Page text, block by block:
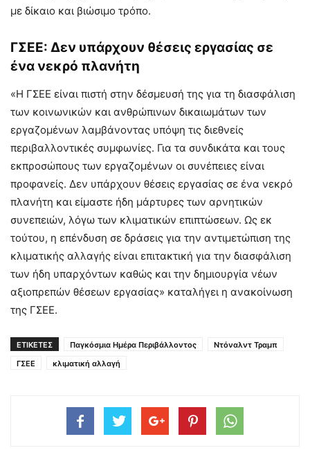
με δίκαιο και βιώσιμο τρόπο.
ΓΣΕΕ: Δεν υπάρχουν θέσεις εργασίας σε
ένα νεκρό πλανήτη
«Η ΓΣΕΕ είναι πιστή στην δέσμευσή της για τη διασφάλιση
των κοινωνικών και ανθρώπινων δικαιωμάτων των
εργαζομένων λαμβάνοντας υπόψη τις διεθνείς
περιβαλλοντικές συμφωνίες. Για τα συνδικάτα και τους
εκπροσώπους των εργαζομένων οι συνέπειες είναι
προφανείς. Δεν υπάρχουν θέσεις εργασίας σε ένα νεκρό
πλανήτη και είμαστε ήδη μάρτυρες των αρνητικών
συνεπειών, λόγω των κλιματικών επιπτώσεων. Ως εκ
τούτου, η επένδυση σε δράσεις για την αντιμετώπιση της
κλιματικής αλλαγής είναι επιτακτική για την διασφάλιση
των ήδη υπαρχόντων καθώς και την δημιουργία νέων
αξιοπρεπών θέσεων εργασίας» καταλήγει η ανακοίνωση
της ΓΣΕΕ.
ΕΤΙΚΕΤΕΣ Παγκόσμια Ημέρα Περιβάλλοντος
Ντόναλντ Τραμπ
ΓΣΕΕ
κλιματική αλλαγή